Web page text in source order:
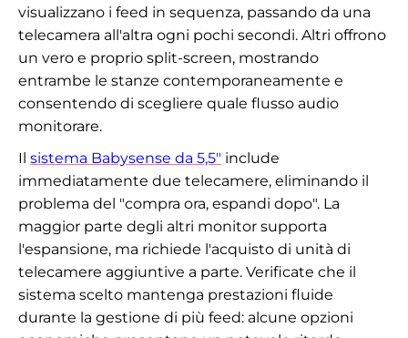
visualizzano i feed in sequenza, passando da una
telecamera all'altra ogni pochi secondi. Altri offrono
un vero e proprio split-screen, mostrando
entrambe le stanze contemporaneamente e
consentendo di scegliere quale flusso audio
monitorare.
Il sistema Babysense da 5,5" include
immediatamente due telecamere, eliminando il
problema del "compra ora, espandi dopo". La
maggior parte degli altri monitor supporta
l'espansione, ma richiede l'acquisto di unità di
telecamere aggiuntive a parte. Verificate che il
sistema scelto mantenga prestazioni fluide
durante la gestione di più feed: alcune opzioni